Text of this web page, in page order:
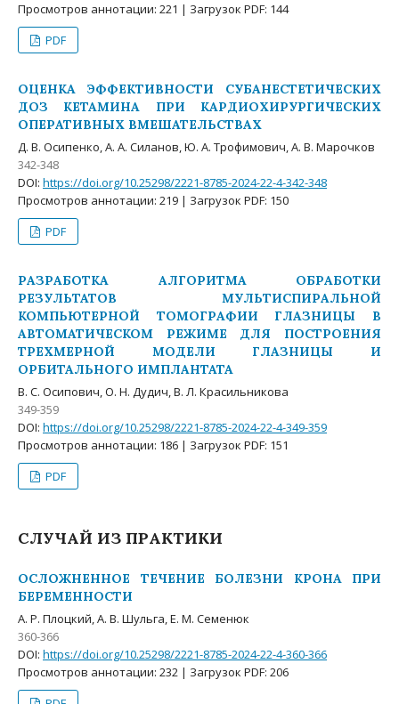
Просмотров аннотации: 221 | Загрузок PDF: 144
PDF
ОЦЕНКА ЭФФЕКТИВНОСТИ СУБАНЕСТЕТИЧЕСКИХ
ДОЗ КЕТАМИНА ПРИ КАРДИОХИРУРГИЧЕСКИХ
ОПЕРАТИВНЫХ ВМЕШАТЕЛЬСТВАХ
Д. В. Осипенко, А. А. Силанов, Ю. А. Трофимович, А. В. Марочков
342-348
DOI: https://doi.org/10.25298/2221-8785-2024-22-4-342-348
Просмотров аннотации: 219 | Загрузок PDF: 150
PDF
РАЗРАБОТКА АЛГОРИТМА ОБРАБОТКИ
РЕЗУЛЬТАТОВ МУЛЬТИСПИРАЛЬНОЙ
КОМПЬЮТЕРНОЙ ТОМОГРАФИИ ГЛАЗНИЦЫ В
АВТОМАТИЧЕСКОМ РЕЖИМЕ ДЛЯ ПОСТРОЕНИЯ
ТРЕХМЕРНОЙ МОДЕЛИ ГЛАЗНИЦЫ И
ОРБИТАЛЬНОГО ИМПЛАНТАТА
В. С. Осипович, О. Н. Дудич, В. Л. Красильникова
349-359
DOI: https://doi.org/10.25298/2221-8785-2024-22-4-349-359
Просмотров аннотации: 186 | Загрузок PDF: 151
PDF
СЛУЧАЙ ИЗ ПРАКТИКИ
ОСЛОЖНЕННОЕ ТЕЧЕНИЕ БОЛЕЗНИ КРОНА ПРИ
БЕРЕМЕННОСТИ
А. Р. Плоцкий, А. В. Шульга, Е. М. Семенюк
360-366
DOI: https://doi.org/10.25298/2221-8785-2024-22-4-360-366
Просмотров аннотации: 232 | Загрузок PDF: 206